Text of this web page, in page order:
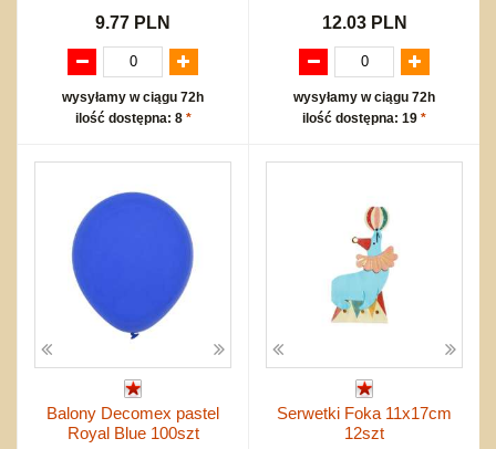
9.77 PLN
wysyłamy w ciągu 72h
ilość dostępna: 8 *
12.03 PLN
wysyłamy w ciągu 72h
ilość dostępna: 19 *
Balony Decomex pastel
Royal Blue 100szt
Serwetki Foka 11x17cm
12szt